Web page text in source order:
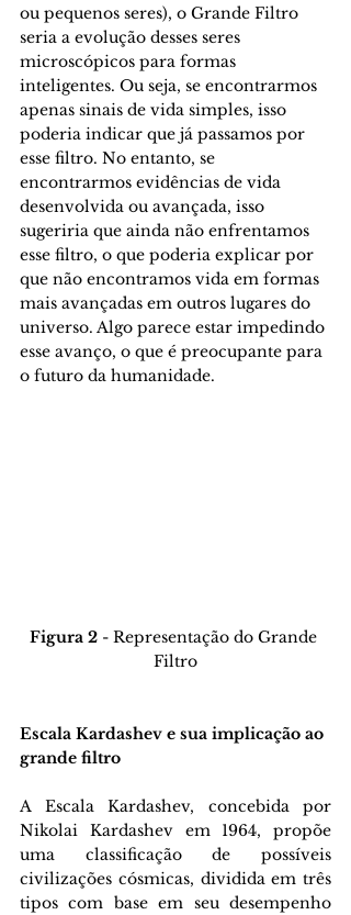
ou pequenos seres), o Grande Filtro
seria a evolução desses seres
microscópicos para formas
inteligentes. Ou seja, se encontrarmos
apenas sinais de vida simples, isso
poderia indicar que já passamos por
esse filtro. No entanto, se
encontrarmos evidências de vida
desenvolvida ou avançada, isso
sugeriria que ainda não enfrentamos
esse filtro, o que poderia explicar por
que não encontramos vida em formas
mais avançadas em outros lugares do
universo. Algo parece estar impedindo
esse avanço, o que é preocupante para
o futuro da humanidade.
Figura 2 - Representação do Grande
Filtro
Escala Kardashev e sua implicação ao
grande filtro
A Escala Kardashev, concebida por
Nikolai Kardashev em 1964, propõe
uma classificação de possíveis
civilizações cósmicas, dividida em três
tipos com base em seu desempenho